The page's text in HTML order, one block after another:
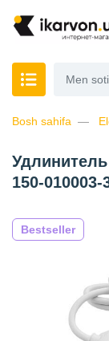
Bosh sahifa
150-
Bestseller